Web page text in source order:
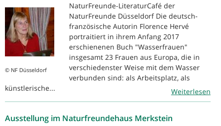
© NF Düsseldorf
NaturFreunde-LiteraturCafé der
NaturFreunde Düsseldorf Die deutsch-
französische Autorin Florence Hervé
portraitiert in ihrem Anfang 2017
erschienenen Buch "Wasserfrauen"
insgesamt 23 Frauen aus Europa, die in
verschiedenster Weise mit dem Wasser
verbunden sind: als Arbeitsplatz, als
künstlerische...
Weiterlesen
Ausstellung im Naturfreundehaus Merkstein